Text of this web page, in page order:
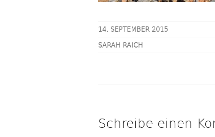
14. SEPTEMBER 2015
SARAH RAICH
Schreibe einen